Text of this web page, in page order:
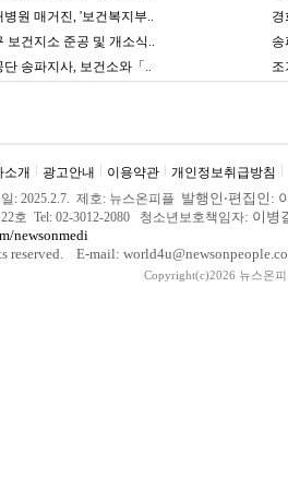
병원 매거진, '보건복지부..
경
보건지소 준공 및 개소식..
송
단 송파지사, 보건소와「..
소개 광고안내 이용약관
개인정보취급방침
: 2025.2.7. 제호: 뉴스온피플 발행인 ‧편집인:
호 Tel: 02-3012-2080 청소년보호책임자: 이
newsonmedi
reserved. E-mail:
Copyright(c)2026 뉴스온